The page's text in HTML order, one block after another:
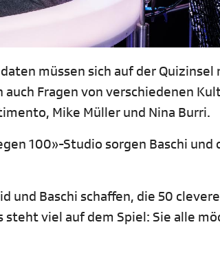
müssen sich auf der Quizinsel
Fragen von verschiedenen
Mike Müller und Nina Burri.
100»-Studio sorgen Baschi und
und Baschi schaffen, die 50
steht viel auf dem Spiel: Sie alle